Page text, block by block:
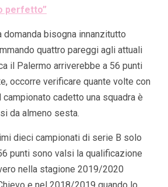
perfetto”
domanda bisogna innanzitutto
quattro pareggi agli attuali
il Palermo arriverebbe a 56 punti
occorre verificare quante volte con
cadetto una squadra è
da almeno sesta.
dieci campionati di serie B solo
punti sono valsi la qualificazione
nella stagione 2019/2020